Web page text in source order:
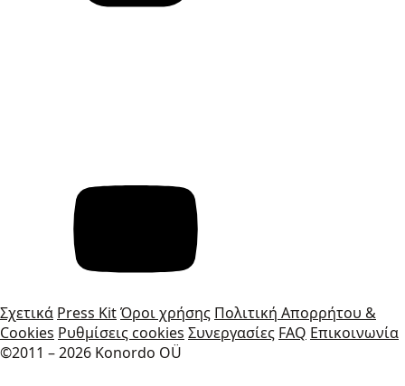
Σχετικά Press KitΌροι χρήσης Πολιτική Απορρήτου &
Cookies Ρυθμίσεις cookies Συνεργασίες FAQ Επικοινωνία
©2011 – 2026 Konordo OÜ